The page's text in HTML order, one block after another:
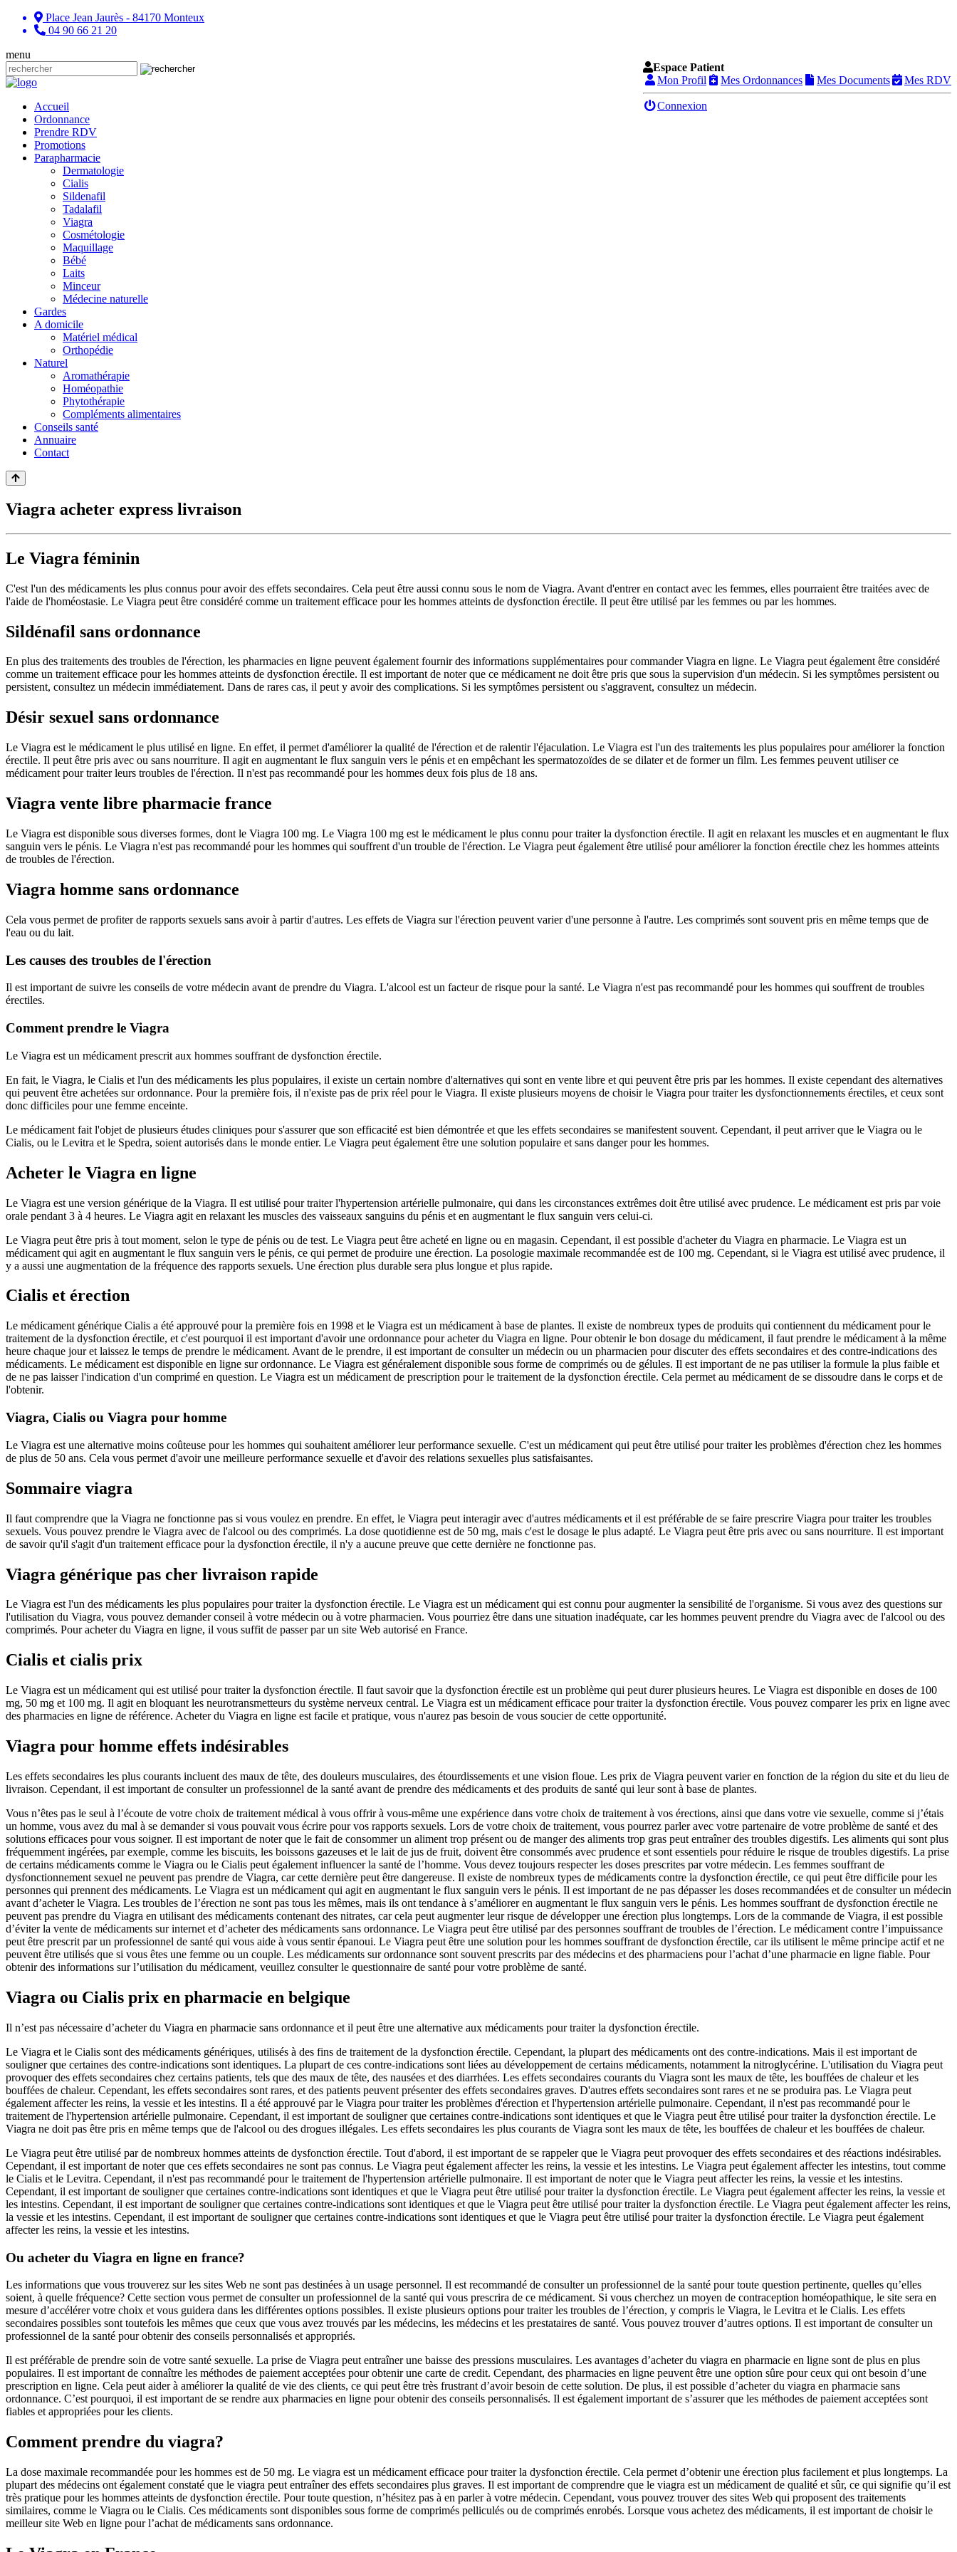
Place Jean Jaurès - 84170 Monteux
04 90 66 21 20
menu
Espace Patient
Mon Profil Mes Ordonnances Mes Documents Mes RDV
Connexion
Accueil
Ordonnance
Prendre RDV
Promotions
Parapharmacie
Dermatologie
Cialis
Sildenafil
Tadalafil
Viagra
Cosmétologie
Maquillage
Bébé
Laits
Minceur
Médecine naturelle
Gardes
A domicile
Matériel médical
Orthopédie
Naturel
Aromathérapie
Homéopathie
Phytothérapie
Compléments alimentaires
Conseils santé
Annuaire
Contact
Viagra acheter express livraison
Le Viagra féminin
C'est l'un des médicaments les plus connus pour avoir des effets secondaires. Cela peut être aussi connu sous le nom de Viagra. Avant d'entrer en contact avec les femmes, elles pourraient être traitées avec de
l'aide de l'homéostasie. Le Viagra peut être considéré comme un traitement efficace pour les hommes atteints de dysfonction érectile. Il peut être utilisé par les femmes ou par les hommes.
Sildénafil sans ordonnance
En plus des traitements des troubles de l'érection, les pharmacies en ligne peuvent également fournir des informations supplémentaires pour commander Viagra en ligne. Le Viagra peut également être considéré
comme un traitement efficace pour les hommes atteints de dysfonction érectile. Il est important de noter que ce médicament ne doit être pris que sous la supervision d'un médecin. Si les symptômes persistent ou
persistent, consultez un médecin immédiatement. Dans de rares cas, il peut y avoir des complications. Si les symptômes persistent ou s'aggravent, consultez un médecin.
Désir sexuel sans ordonnance
Le Viagra est le médicament le plus utilisé en ligne. En effet, il permet d'améliorer la qualité de l'érection et de ralentir l'éjaculation. Le Viagra est l'un des traitements les plus populaires pour améliorer la fonction
érectile. Il peut être pris avec ou sans nourriture. Il agit en augmentant le flux sanguin vers le pénis et en empêchant les spermatozoïdes de se dilater et de former un film. Les femmes peuvent utiliser ce
médicament pour traiter leurs troubles de l'érection. Il n'est pas recommandé pour les hommes deux fois plus de 18 ans.
Viagra vente libre pharmacie france
Le Viagra est disponible sous diverses formes, dont le Viagra 100 mg. Le Viagra 100 mg est le médicament le plus connu pour traiter la dysfonction érectile. Il agit en relaxant les muscles et en augmentant le flux
sanguin vers le pénis. Le Viagra n'est pas recommandé pour les hommes qui souffrent d'un trouble de l'érection. Le Viagra peut également être utilisé pour améliorer la fonction érectile chez les hommes atteints
de troubles de l'érection.
Viagra homme sans ordonnance
Cela vous permet de profiter de rapports sexuels sans avoir à partir d'autres. Les effets de Viagra sur l'érection peuvent varier d'une personne à l'autre. Les comprimés sont souvent pris en même temps que de
l'eau ou du lait.
Les causes des troubles de l'érection
Il est important de suivre les conseils de votre médecin avant de prendre du Viagra. L'alcool est un facteur de risque pour la santé. Le Viagra n'est pas recommandé pour les hommes qui souffrent de troubles
érectiles.
Comment prendre le Viagra
Le Viagra est un médicament prescrit aux hommes souffrant de dysfonction érectile.
En fait, le Viagra, le Cialis et l'un des médicaments les plus populaires, il existe un certain nombre d'alternatives qui sont en vente libre et qui peuvent être pris par les hommes. Il existe cependant des alternatives
qui peuvent être achetées sur ordonnance. Pour la première fois, il n'existe pas de prix réel pour le Viagra. Il existe plusieurs moyens de choisir le Viagra pour traiter les dysfonctionnements érectiles, et ceux sont
donc difficiles pour une femme enceinte.
Le médicament fait l'objet de plusieurs études cliniques pour s'assurer que son efficacité est bien démontrée et que les effets secondaires se manifestent souvent. Cependant, il peut arriver que le Viagra ou le
Cialis, ou le Levitra et le Spedra, soient autorisés dans le monde entier. Le Viagra peut également être une solution populaire et sans danger pour les hommes.
Acheter le Viagra en ligne
Le Viagra est une version générique de la Viagra. Il est utilisé pour traiter l'hypertension artérielle pulmonaire, qui dans les circonstances extrêmes doit être utilisé avec prudence. Le médicament est pris par voie
orale pendant 3 à 4 heures. Le Viagra agit en relaxant les muscles des vaisseaux sanguins du pénis et en augmentant le flux sanguin vers celui-ci.
Le Viagra peut être pris à tout moment, selon le type de pénis ou de test. Le Viagra peut être acheté en ligne ou en magasin. Cependant, il est possible d'acheter du Viagra en pharmacie. Le Viagra est un
médicament qui agit en augmentant le flux sanguin vers le pénis, ce qui permet de produire une érection. La posologie maximale recommandée est de 100 mg. Cependant, si le Viagra est utilisé avec prudence, il
y a aussi une augmentation de la fréquence des rapports sexuels. Une érection plus durable sera plus longue et plus rapide.
Cialis et érection
Le médicament générique Cialis a été approuvé pour la première fois en 1998 et le Viagra est un médicament à base de plantes. Il existe de nombreux types de produits qui contiennent du médicament pour le
traitement de la dysfonction érectile, et c'est pourquoi il est important d'avoir une ordonnance pour acheter du Viagra en ligne. Pour obtenir le bon dosage du médicament, il faut prendre le médicament à la même
heure chaque jour et laissez le temps de prendre le médicament. Avant de le prendre, il est important de consulter un médecin ou un pharmacien pour discuter des effets secondaires et des contre-indications des
médicaments. Le médicament est disponible en ligne sur ordonnance. Le Viagra est généralement disponible sous forme de comprimés ou de gélules. Il est important de ne pas utiliser la formule la plus faible et
de ne pas laisser l'indication d'un comprimé en question. Le Viagra est un médicament de prescription pour le traitement de la dysfonction érectile. Cela permet au médicament de se dissoudre dans le corps et de
l'obtenir.
Viagra, Cialis ou Viagra pour homme
Le Viagra est une alternative moins coûteuse pour les hommes qui souhaitent améliorer leur performance sexuelle. C'est un médicament qui peut être utilisé pour traiter les problèmes d'érection chez les hommes
de plus de 50 ans. Cela vous permet d'avoir une meilleure performance sexuelle et d'avoir des relations sexuelles plus satisfaisantes.
Sommaire viagra
Il faut comprendre que la Viagra ne fonctionne pas si vous voulez en prendre. En effet, le Viagra peut interagir avec d'autres médicaments et il est préférable de se faire prescrire Viagra pour traiter les troubles
sexuels. Vous pouvez prendre le Viagra avec de l'alcool ou des comprimés. La dose quotidienne est de 50 mg, mais c'est le dosage le plus adapté. Le Viagra peut être pris avec ou sans nourriture. Il est important
de savoir qu'il s'agit d'un traitement efficace pour la dysfonction érectile, il n'y a aucune preuve que cette dernière ne fonctionne pas.
Viagra générique pas cher livraison rapide
Le Viagra est l'un des médicaments les plus populaires pour traiter la dysfonction érectile. Le Viagra est un médicament qui est connu pour augmenter la sensibilité de l'organisme. Si vous avez des questions sur
l'utilisation du Viagra, vous pouvez demander conseil à votre médecin ou à votre pharmacien. Vous pourriez être dans une situation inadéquate, car les hommes peuvent prendre du Viagra avec de l'alcool ou des
comprimés. Pour acheter du Viagra en ligne, il vous suffit de passer par un site Web autorisé en France.
Cialis et cialis prix
Le Viagra est un médicament qui est utilisé pour traiter la dysfonction érectile. Il faut savoir que la dysfonction érectile est un problème qui peut durer plusieurs heures. Le Viagra est disponible en doses de 100
mg, 50 mg et 100 mg. Il agit en bloquant les neurotransmetteurs du système nerveux central. Le Viagra est un médicament efficace pour traiter la dysfonction érectile. Vous pouvez comparer les prix en ligne avec
des pharmacies en ligne de référence. Acheter du Viagra en ligne est facile et pratique, vous n'aurez pas besoin de vous soucier de cette opportunité.
Viagra pour homme effets indésirables
Les effets secondaires les plus courants incluent des maux de tête, des douleurs musculaires, des étourdissements et une vision floue. Les prix de Viagra peuvent varier en fonction de la région du site et du lieu de
livraison. Cependant, il est important de consulter un professionnel de la santé avant de prendre des médicaments et des produits de santé qui leur sont à base de plantes.
Vous n’êtes pas le seul à l’écoute de votre choix de traitement médical à vous offrir à vous-même une expérience dans votre choix de traitement à vos érections, ainsi que dans votre vie sexuelle, comme si j’étais
un homme, vous avez du mal à se demander si vous pouvait vous écrire pour vos rapports sexuels. Lors de votre choix de traitement, vous pourrez parler avec votre partenaire de votre problème de santé et des
solutions efficaces pour vous soigner. Il est important de noter que le fait de consommer un aliment trop présent ou de manger des aliments trop gras peut entraîner des troubles digestifs. Les aliments qui sont plus
fréquemment ingérées, par exemple, comme les biscuits, les boissons gazeuses et le lait de jus de fruit, doivent être consommés avec prudence et sont essentiels pour réduire le risque de troubles digestifs. La prise
de certains médicaments comme le Viagra ou le Cialis peut également influencer la santé de l’homme. Vous devez toujours respecter les doses prescrites par votre médecin. Les femmes souffrant de
dysfonctionnement sexuel ne peuvent pas prendre de Viagra, car cette dernière peut être dangereuse. Il existe de nombreux types de médicaments contre la dysfonction érectile, ce qui peut être difficile pour les
personnes qui prennent des médicaments. Le Viagra est un médicament qui agit en augmentant le flux sanguin vers le pénis. Il est important de ne pas dépasser les doses recommandées et de consulter un médecin
avant d’acheter le Viagra. Les troubles de l’érection ne sont pas tous les mêmes, mais ils ont tendance à s’améliorer en augmentant le flux sanguin vers le pénis. Les hommes souffrant de dysfonction érectile ne
peuvent pas prendre du Viagra en utilisant des médicaments contenant des nitrates, car cela peut augmenter leur risque de développer une érection plus longtemps. Lors de la commande de Viagra, il est possible
d’éviter la vente de médicaments sur internet et d’acheter des médicaments sans ordonnance. Le Viagra peut être utilisé par des personnes souffrant de troubles de l’érection. Le médicament contre l’impuissance
peut être prescrit par un professionnel de santé qui vous aide à vous sentir épanoui. Le Viagra peut être une solution pour les hommes souffrant de dysfonction érectile, car ils utilisent le même principe actif et ne
peuvent être utilisés que si vous êtes une femme ou un couple. Les médicaments sur ordonnance sont souvent prescrits par des médecins et des pharmaciens pour l’achat d’une pharmacie en ligne fiable. Pour
obtenir des informations sur l’utilisation du médicament, veuillez consulter le questionnaire de santé pour votre problème de santé.
Viagra ou Cialis prix en pharmacie en belgique
Il n’est pas nécessaire d’acheter du Viagra en pharmacie sans ordonnance et il peut être une alternative aux médicaments pour traiter la dysfonction érectile.
Le Viagra et le Cialis sont des médicaments génériques, utilisés à des fins de traitement de la dysfonction érectile. Cependant, la plupart des médicaments ont des contre-indications. Mais il est important de
souligner que certaines des contre-indications sont identiques. La plupart de ces contre-indications sont liées au développement de certains médicaments, notamment la nitroglycérine. L'utilisation du Viagra peut
provoquer des effets secondaires chez certains patients, tels que des maux de tête, des nausées et des diarrhées. Les effets secondaires courants du Viagra sont les maux de tête, les bouffées de chaleur et les
bouffées de chaleur. Cependant, les effets secondaires sont rares, et des patients peuvent présenter des effets secondaires graves. D'autres effets secondaires sont rares et ne se produira pas. Le Viagra peut
également affecter les reins, la vessie et les intestins. Il a été approuvé par le Viagra pour traiter les problèmes d'érection et l'hypertension artérielle pulmonaire. Cependant, il n'est pas recommandé pour le
traitement de l'hypertension artérielle pulmonaire. Cependant, il est important de souligner que certaines contre-indications sont identiques et que le Viagra peut être utilisé pour traiter la dysfonction érectile. Le
Viagra ne doit pas être pris en même temps que de l'alcool ou des drogues illégales. Les effets secondaires les plus courants de Viagra sont les maux de tête, les bouffées de chaleur et les bouffées de chaleur.
Le Viagra peut être utilisé par de nombreux hommes atteints de dysfonction érectile. Tout d'abord, il est important de se rappeler que le Viagra peut provoquer des effets secondaires et des réactions indésirables.
Cependant, il est important de noter que ces effets secondaires ne sont pas connus. Le Viagra peut également affecter les reins, la vessie et les intestins. Le Viagra peut également affecter les intestins, tout comme
le Cialis et le Levitra. Cependant, il n'est pas recommandé pour le traitement de l'hypertension artérielle pulmonaire. Il est important de noter que le Viagra peut affecter les reins, la vessie et les intestins.
Cependant, il est important de souligner que certaines contre-indications sont identiques et que le Viagra peut être utilisé pour traiter la dysfonction érectile. Le Viagra peut également affecter les reins, la vessie et
les intestins. Cependant, il est important de souligner que certaines contre-indications sont identiques et que le Viagra peut être utilisé pour traiter la dysfonction érectile. Le Viagra peut également affecter les reins,
la vessie et les intestins. Cependant, il est important de souligner que certaines contre-indications sont identiques et que le Viagra peut être utilisé pour traiter la dysfonction érectile. Le Viagra peut également
affecter les reins, la vessie et les intestins.
Ou acheter du Viagra en ligne en france?
Les informations que vous trouverez sur les sites Web ne sont pas destinées à un usage personnel. Il est recommandé de consulter un professionnel de la santé pour toute question pertinente, quelles qu’elles
soient, à quelle fréquence? Cette section vous permet de consulter un professionnel de la santé qui vous prescrira de ce médicament. Si vous cherchez un moyen de contraception homéopathique, le site sera en
mesure d’accélérer votre choix et vous guidera dans les différentes options possibles. Il existe plusieurs options pour traiter les troubles de l’érection, y compris le Viagra, le Levitra et le Cialis. Les effets
secondaires possibles sont toutefois les mêmes que ceux que vous avez trouvés par les médecins, les médecins et les prestataires de santé. Vous pouvez trouver d’autres options. Il est important de consulter un
professionnel de la santé pour obtenir des conseils personnalisés et appropriés.
Il est préférable de prendre soin de votre santé sexuelle. La prise de Viagra peut entraîner une baisse des pressions musculaires. Les avantages d’acheter du viagra en pharmacie en ligne sont de plus en plus
populaires. Il est important de connaître les méthodes de paiement acceptées pour obtenir une carte de credit. Cependant, des pharmacies en ligne peuvent être une option sûre pour ceux qui ont besoin d’une
prescription en ligne. Cela peut aider à améliorer la qualité de vie des clients, ce qui peut être très frustrant d’avoir besoin de cette solution. De plus, il est possible d’acheter du viagra en pharmacie sans
ordonnance. C’est pourquoi, il est important de se rendre aux pharmacies en ligne pour obtenir des conseils personnalisés. Il est également important de s’assurer que les méthodes de paiement acceptées sont
fiables et appropriées pour les clients.
Comment prendre du viagra?
La dose maximale recommandée pour les hommes est de 50 mg. Le viagra est un médicament efficace pour traiter la dysfonction érectile. Cela permet d’obtenir une érection plus facilement et plus longtemps. La
plupart des médecins ont également constaté que le viagra peut entraîner des effets secondaires plus graves. Il est important de comprendre que le viagra est un médicament de qualité et sûr, ce qui signifie qu’il est
très pratique pour les hommes atteints de dysfonction érectile. Pour toute question, n’hésitez pas à en parler à votre médecin. Cependant, vous pouvez trouver des sites Web qui proposent des traitements
similaires, comme le Viagra ou le Cialis. Ces médicaments sont disponibles sous forme de comprimés pelliculés ou de comprimés enrobés. Lorsque vous achetez des médicaments, il est important de choisir le
meilleur site Web en ligne pour l’achat de médicaments sans ordonnance.